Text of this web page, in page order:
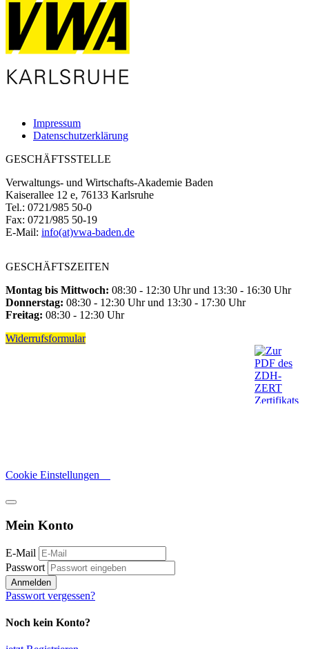
Impressum
Datenschutzerklärung
GESCHÄFTSSTELLE
Verwaltungs- und Wirtschafts-Akademie Baden
Kaiserallee 12 e, 76133 Karlsruhe
Tel.: 0721/985 50-0
Fax: 0721/985 50-19
E-Mail: info(at)vwa-baden.de
GESCHÄFTSZEITEN
Montag bis Mittwoch: 08:30 - 12:30 Uhr und 13:30 - 16:30 Uhr
Donnerstag: 08:30 - 12:30 Uhr und 13:30 - 17:30 Uhr
Freitag: 08:30 - 12:30 Uhr
Widerrufsformular
Cookie Einstellungen
Mein Konto
E-Mail
Passwort
Anmelden
Passwort vergessen?
Noch kein Konto?